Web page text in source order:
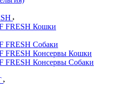
FRESH Кошки
FRESH Собаки
FRESH Консервы Кошки
FRESH Консервы Собаки